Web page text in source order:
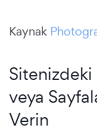
Kaynak
veya
Verin